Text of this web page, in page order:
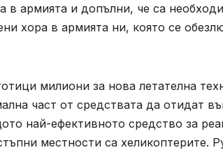
в армията и допълни, че са
хора в армията ни, която се
милиони за нова летателна
част от средствата да отидат
най-ефективното средство за
местности са хеликоптерите.